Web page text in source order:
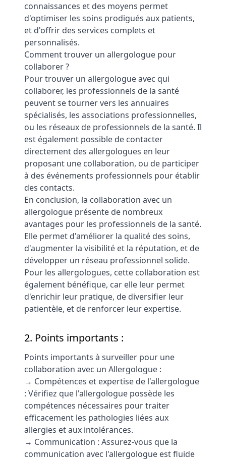
connaissances et des moyens permet
d'optimiser les soins prodigués aux patients,
et d'offrir des services complets et
personnalisés.
Comment trouver un allergologue pour
collaborer ?
Pour trouver un allergologue avec qui
collaborer, les professionnels de la santé
peuvent se tourner vers les annuaires
spécialisés, les associations professionnelles,
ou les réseaux de professionnels de la santé. Il
est également possible de contacter
directement des allergologues en leur
proposant une collaboration, ou de participer
à des événements professionnels pour établir
des contacts.
En conclusion, la collaboration avec un
allergologue présente de nombreux
avantages pour les professionnels de la santé.
Elle permet d'améliorer la qualité des soins,
d'augmenter la visibilité et la réputation, et de
développer un réseau professionnel solide.
Pour les allergologues, cette collaboration est
également bénéfique, car elle leur permet
d'enrichir leur pratique, de diversifier leur
patientèle, et de renforcer leur expertise.
2. Points importants :
Points importants à surveiller pour une
collaboration avec un Allergologue :
→ Compétences et expertise de l'allergologue
: Vérifiez que l'allergologue possède les
compétences nécessaires pour traiter
efficacement les pathologies liées aux
allergies et aux intolérances.
→ Communication : Assurez-vous que la
communication avec l'allergologue est fluide